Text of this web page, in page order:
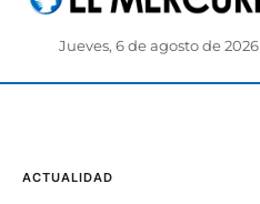
Jueves, 6 de agosto de 2026